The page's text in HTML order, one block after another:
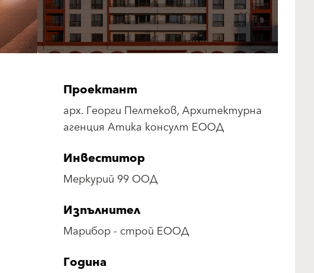
Проектант
арх. Георги Пелтеков, Архитектурна
агенция Атика консулт ЕООД
Инвеститор
Меркурий 99 ООД
Изпълнител
Марибор - строй ЕООД
Година